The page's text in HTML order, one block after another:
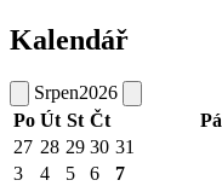
Kalendář
Srpen2026
Po Út St Čt Pá
27 28 29 30 31
3
4 5 6 7